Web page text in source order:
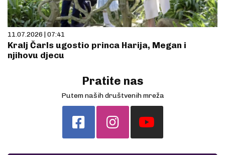
11.07.2026 | 07:41
Kralj Čarls ugostio princa Harija, Megan i
njihovu djecu
Pratite nas
Putem naših društvenih mreža